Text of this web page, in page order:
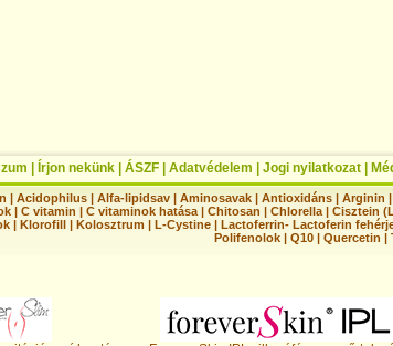
Írjon nekünk ÁSZF Adatvédelem Jogi nyilatkozat
| Acidophilus| Alfa-lipidsav| Aminosavak| Antioxidáns| Arginin |
| C vitamin | C vitaminok hatása | Chitosan | Chlorella | Cisztein
| Klorofill | Kolosztrum | L-Cystine | Lactoferrin- Lactoferin
Polifenolok| Q10| Quercetin |